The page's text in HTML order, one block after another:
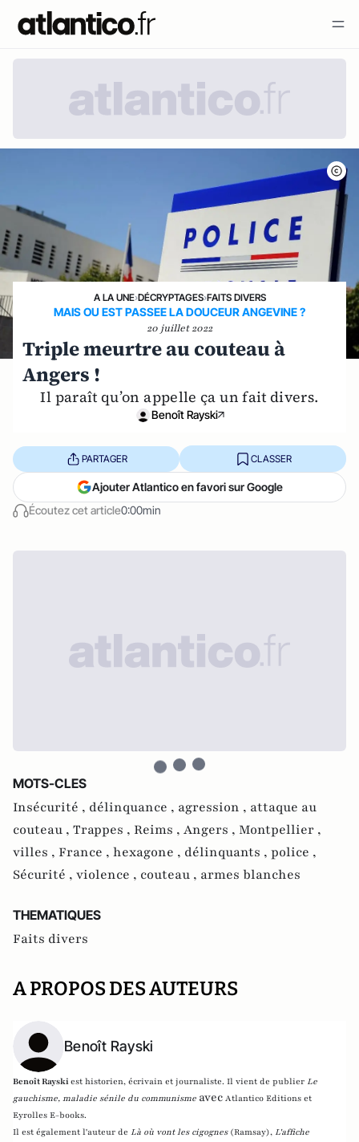
A LA UNE›DÉCRYPTAGES›FAITS DIVERS
MAIS OU EST PASSEE LA DOUCEUR ANGEVINE ?
20 juillet 2022
Triple meurtre au couteau à
Angers !
Il paraît qu’on appelle ça un fait divers.
Benoît Rayski
Écoutez cet article0:00min
PARTAGER CLASSER
Ajouter Atlantico en favori sur Google
MOTS-CLES
Insécurité , délinquance , agression , attaque au
couteau , Trappes , Reims , Angers , Montpellier ,
villes , France , hexagone , délinquants , police ,
Sécurité , violence , couteau , armes blanches
THEMATIQUES
Faits divers
A PROPOS DES AUTEURS
Benoît Rayski
Benoît Rayskiest historien, écrivain et journaliste. Il vient de publier Le
gauchisme, maladie sénile du communisme avec Atlantico Editions et
Eyrolles E-books.
Il est également l'auteur de Là où vont les cigognes (Ramsay), L'affiche